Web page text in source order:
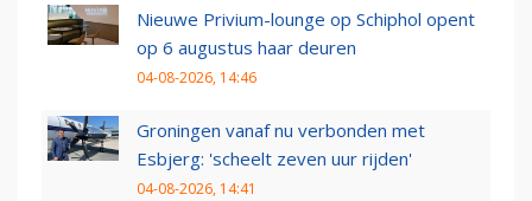
Nieuwe Privium-lounge op Schiphol opent
op 6 augustus haar deuren
04-08-2026, 14:46
Groningen vanaf nu verbonden met
Esbjerg: 'scheelt zeven uur rijden'
04-08-2026, 14:41